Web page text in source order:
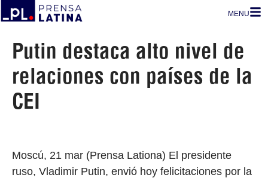
MENU
Putin destaca alto nivel de
relaciones con países de la
CEI
Moscú, 21 mar (Prensa Lationa) El presidente
ruso, Vladimir Putin, envió hoy felicitaciones por la